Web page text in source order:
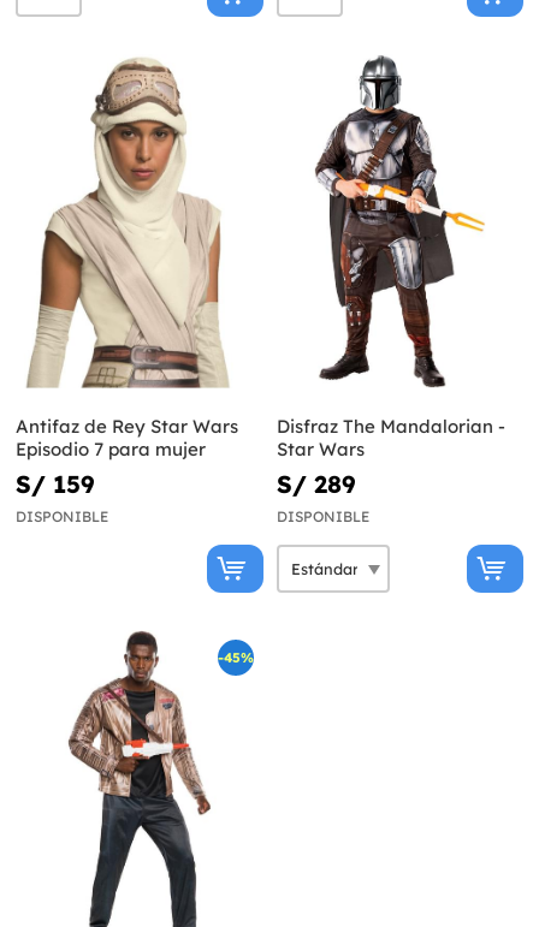
Antifaz de Rey Star Wars
Episodio 7 para mujer
S/ 159
DISPONIBLE
Disfraz The Mandalorian -
Star Wars
S/ 289
DISPONIBLE
-45%